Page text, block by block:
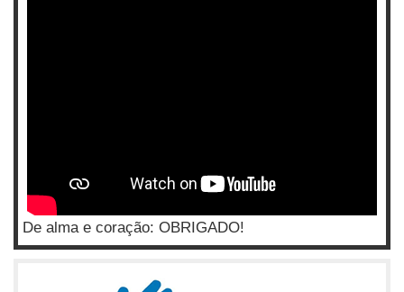
De alma e coração: OBRIGADO!